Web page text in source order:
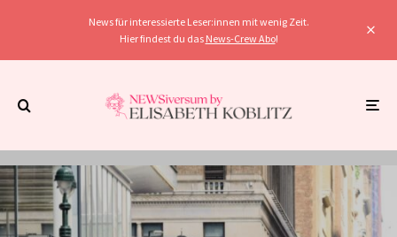
News für interessierte Leser:innen mit wenig Zeit.
Hier findest du das News-Crew Abo!